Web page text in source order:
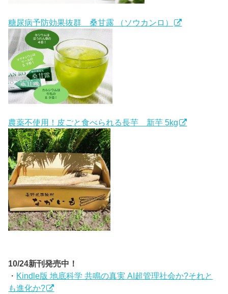
糖尿病予防効果抜群 桑甘露 （ソウカンロ）
農薬不使用！皮ごと食べられる長芋 新芋 5kg
10/24新刊発売中！
・ Kindle版 地底科学 共鳴の真実 AI超管理社会か?それと
も進化か?